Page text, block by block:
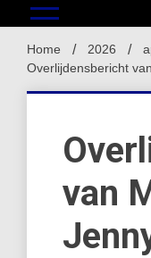
Home 2026
Overlijdensbericht
van